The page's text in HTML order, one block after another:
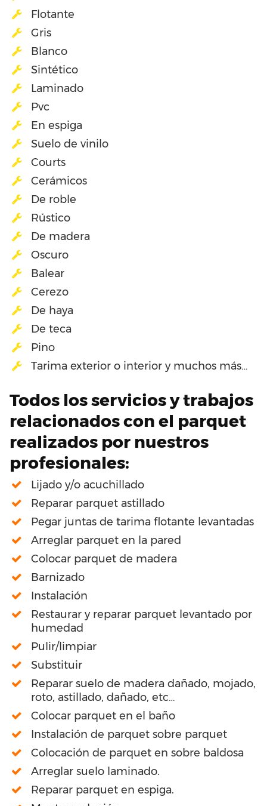
Flotante
Gris
Blanco
Sintético
Laminado
Pvc
En espiga
Suelo de vinilo
Courts
Cerámicos
De roble
Rústico
De madera
Oscuro
Balear
Cerezo
De haya
De teca
Pino
Tarima exterior o interior y muchos más…
Todos los servicios y trabajos
relacionados con el parquet
realizados por nuestros
profesionales:
Lijado y/o acuchillado
Reparar parquet astillado
Pegar juntas de tarima flotante levantadas
Arreglar parquet en la pared
Colocar parquet de madera
Barnizado
Instalación
Restaurar y reparar parquet levantado por
humedad
Pulir/limpiar
Substituir
Reparar suelo de madera dañado, mojado,
roto, astillado, dañado, etc…
Colocar parquet en el baño
Instalación de parquet sobre parquet
Colocación de parquet en sobre baldosa
Arreglar suelo laminado.
Reparar parquet en espiga.